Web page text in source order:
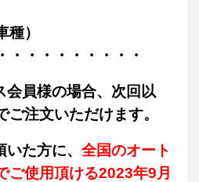
）
・・・・・・・・・
員様の場合、次回以
ご注文いただけます。
た方に、 全国のオート
ご使用頂ける2023年9月